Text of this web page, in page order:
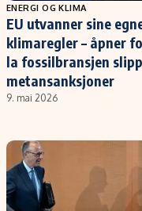
ENERGI OG KLIMA
EU utvanner sine
klimaregler – åpner
la fossilbransjen
metansanksjoner
9. mai 2026